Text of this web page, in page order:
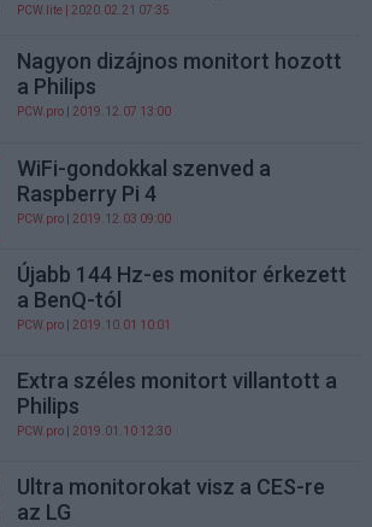
PCW.lite | 2020.02.21 07:35
Nagyon dizájnos monitort hozott
a Philips
PCW.pro | 2019.12.07 13:00
WiFi-gondokkal szenved a
Raspberry Pi 4
PCW.pro | 2019.12.03 09:00
Újabb 144 Hz-es monitor érkezett
a BenQ-tól
PCW.pro | 2019.10.01 10:01
Extra széles monitort villantott a
Philips
PCW.pro | 2019.01.10 12:30
Ultra monitorokat visz a CES-re
az LG